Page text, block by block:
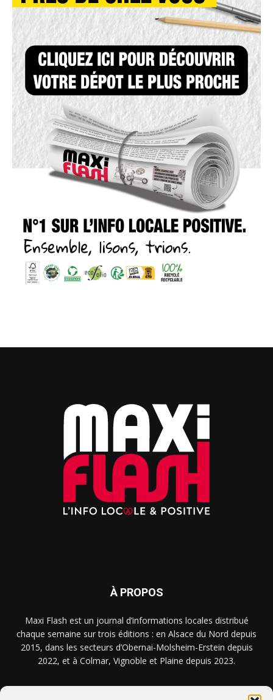
À PROPOS
Maxi Flash est un journal d’informations locales distribué
chaque semaine sur trois éditions : en Alsace du Nord depuis
2015, dans les secteurs d’Obernai-Molsheim-Erstein depuis
2022, et à Colmar, Vignoble et Plaine depuis 2023.